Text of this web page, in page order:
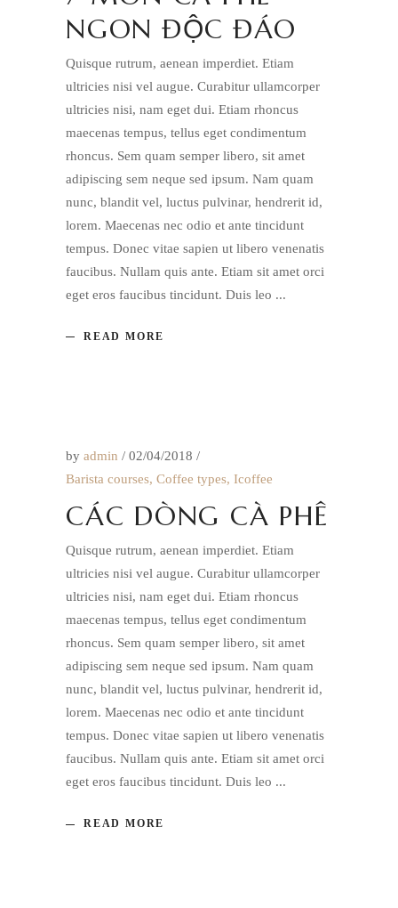
NGON ĐỘC ĐÁO
Quisque rutrum, aenean imperdiet. Etiam
ultricies nisi vel augue. Curabitur ullamcorper
ultricies nisi, nam eget dui. Etiam rhoncus
maecenas tempus, tellus eget condimentum
rhoncus. Sem quam semper libero, sit amet
adipiscing sem neque sed ipsum. Nam quam
nunc, blandit vel, luctus pulvinar, hendrerit id,
lorem. Maecenas nec odio et ante tincidunt
tempus. Donec vitae sapien ut libero venenatis
faucibus. Nullam quis ante. Etiam sit amet orci
eget eros faucibus tincidunt. Duis leo
READ MORE
by admin
02/04/2018
Barista courses, Coffee types, Icoffee
CÁC DÒNG CÀ PHÊ
Quisque rutrum, aenean imperdiet. Etiam
ultricies nisi vel augue. Curabitur ullamcorper
ultricies nisi, nam eget dui. Etiam rhoncus
maecenas tempus, tellus eget condimentum
rhoncus. Sem quam semper libero, sit amet
adipiscing sem neque sed ipsum. Nam quam
nunc, blandit vel, luctus pulvinar, hendrerit id,
lorem. Maecenas nec odio et ante tincidunt
tempus. Donec vitae sapien ut libero venenatis
faucibus. Nullam quis ante. Etiam sit amet orci
eget eros faucibus tincidunt. Duis leo
READ MORE